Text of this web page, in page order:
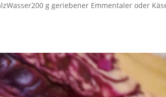
g geriebener Emmentaler oder